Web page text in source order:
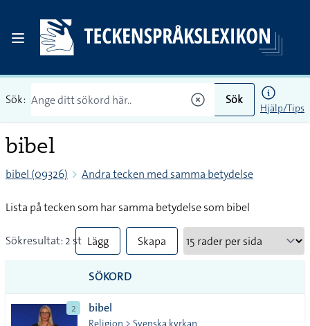
Sök: Sök
Hjälp/Tips
bibel
bibel (09326) Andra tecken med samma betydelse
Lista på tecken som har samma betydelse som bibel
Sökresultat: 2 st Lägg
till
alla i
Skapa
SÖKORD
2 bibel
Religion > Svenska kyrkan